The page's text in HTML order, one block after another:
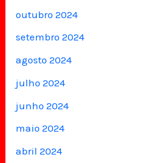
outubro 2024
setembro 2024
agosto 2024
julho 2024
junho 2024
maio 2024
abril 2024